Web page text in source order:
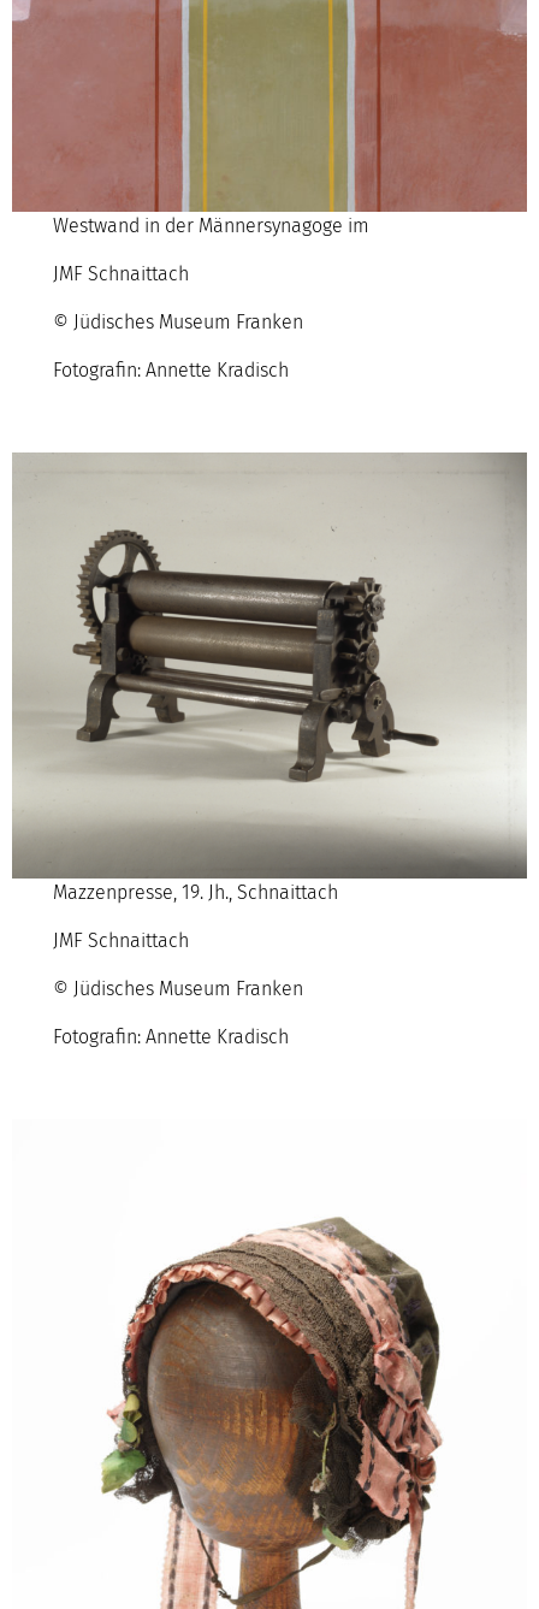
Westwand in der Männersynagoge im
JMF Schnaittach
© Jüdisches Museum Franken
Fotografin: Annette Kradisch
Mazzenpresse, 19. Jh., Schnaittach
JMF Schnaittach
© Jüdisches Museum Franken
Fotografin: Annette Kradisch